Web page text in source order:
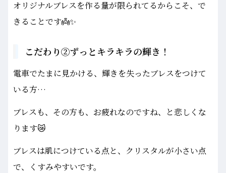
オリジナルブレスを作る量が限られてるからこそ、で
きることです👼✨
こだわり②ずっとキラキラの輝き！
電車でたまに見かける、輝きを失ったブレスをつけて
いる方…
ブレスも、その方も、お疲れなのですね、と悲しくな
ります😿
ブレスは肌につけている点と、クリスタルが小さい点
で、くすみやすいです。